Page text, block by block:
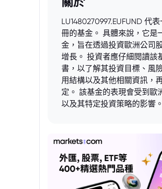
LU1480270997.EUFUND 代
冊的基金。 具體來說，它是
金，旨在透過投資歐洲公司
增長。 投資者應仔細閱讀該
書，以了解其投資目標、風
用結構以及其他相關資訊，
定。 該基金的表現會受到歐
以及其特定投資策略的影響。